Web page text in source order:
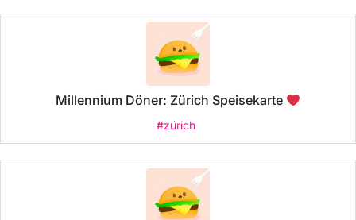
Millennium Döner: Zürich Speisekarte
#zürich